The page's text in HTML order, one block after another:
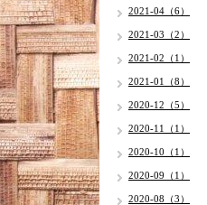
2021-04（6）
2021-03（2）
2021-02（1）
2021-01（8）
2020-12（5）
2020-11（1）
2020-10（1）
2020-09（1）
2020-08（3）